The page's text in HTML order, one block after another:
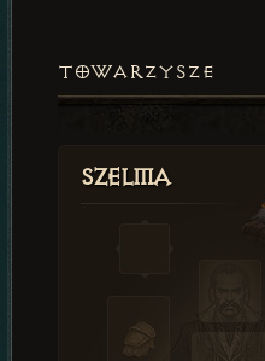
TOWARZYSZE
Szelma